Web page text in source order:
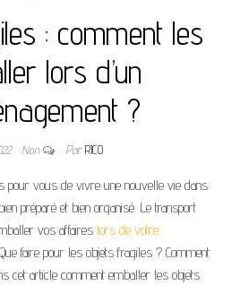
: comment les
lors d’un
?
Non ParRICO
pour vous de vivre une nouvelle vie dans
préparé et bien organisé. Le transport
vos affaires lors de votre
faire pour les objets fragiles ? Comment
cet article comment emballer les objets